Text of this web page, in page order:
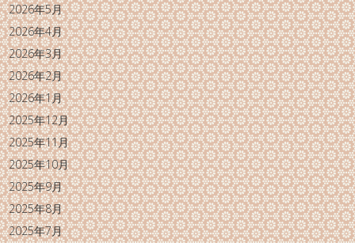
2026年5月
2026年4月
2026年3月
2026年2月
2026年1月
2025年12月
2025年11月
2025年10月
2025年9月
2025年8月
2025年7月